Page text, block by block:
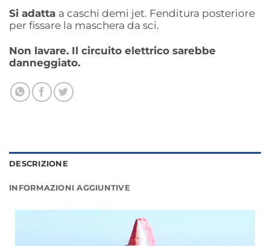
Si adatta a caschi demi jet. Fenditura posteriore
per fissare la maschera da sci.
Non lavare. Il circuito elettrico sarebbe
danneggiato.
DESCRIZIONE
INFORMAZIONI AGGIUNTIVE